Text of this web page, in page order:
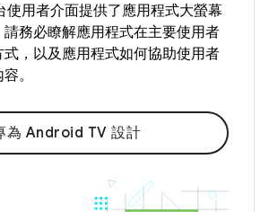
使用者介面提供了應用程式大螢幕
務必瞭解應用程式在主要使用者
，以及應用程式如何協助使用者
。
為 Android TV 設計